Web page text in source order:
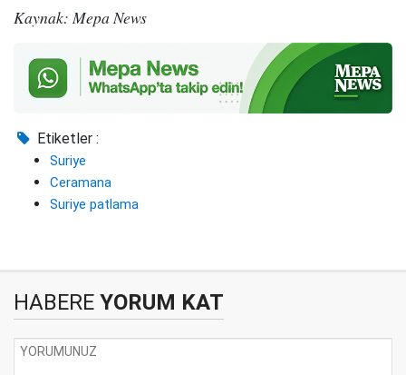
Kaynak: Mepa News
Etiketler :
Suriye
Ceramana
Suriye patlama
HABERE YORUM KAT